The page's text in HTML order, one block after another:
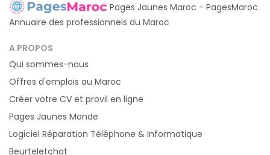
Pages Jaunes Maroc - PagesMaroc
Annuaire des professionnels du Maroc
A PROPOS
Qui sommes-nous
Offres d'emplois au Maroc
Créer votre CV et provil en ligne
Pages Jaunes Monde
Logiciel Réparation Téléphone & Informatique
Beurteletchat